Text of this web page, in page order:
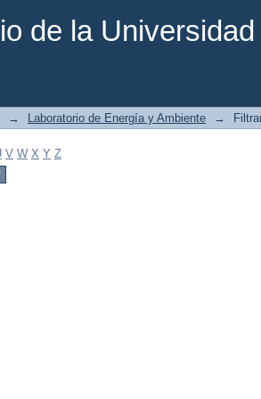
de la
→ Laboratorio de Energía y Ambiente →
V W X Y Z